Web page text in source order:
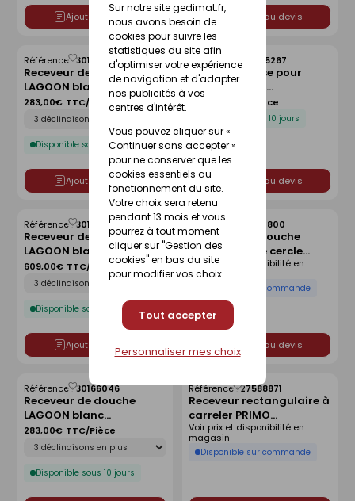
Sur notre site gedimat.fr,
nous avons besoin de
cookies pour suivre les
statistiques du site afin
d'optimiser votre expérience
de navigation et d'adapter
nos publicités à vos
centres d'intérêt.
Vous pouvez cliquer sur «
Continuer sans accepter »
pour ne conserver que les
cookies essentiels au
fonctionnement du site.
Votre choix sera retenu
pendant 13 mois et vous
pourrez à tout moment
cliquer sur "Gestion des
cookies" en bas du site
pour modifier vos choix.
Tout accepter
Personnaliser mes choix
Ajouter au devis Ajouter au devis
Receveur de douche
LAGOON blanc lisse - 90 x
90 cm
Référence :30166042
Disponible sous 10 jours
283,00€ TTC/Pièce
Ajouter au devis
Enregistrer
comme
liste
Kit de réhausse pour
receveur avec
écoulement linéaire
FUNDO - 120 x 120 cm
Référence :30005267
Disponible sous 10 jours
TTC/Pièce
Ajouter au devis
Enregistrer
comme
liste
Receveur de douche
LAGOON blanc lisse - 140
x 90 cm
Référence :30166045
Disponible sous 10 jours
609,00€ TTC/Pièce
Ajouter au devis
Enregistrer
comme
liste
Receveur de douche
d'angle 1/4 de cercle
ARKITEKT en grès blanc -
90x90cm
Référence : 30214800
Disponible sur commande
Voir prix et disponibilité en
magasin
Ajouter au devis
Enregistrer
comme
Receveur de douche
LAGOON blanc
antidérapant - 80 x 80
cm
Référence :30166046
Disponible sous 10 jours
283,00€ TTC/Pièce
Enregistrer
comme
liste
Receveur rectangulaire à
carreler PRIMO
polystyrène extrudé
centré haut.4cm
larg.90cm long.140cm
Référence :27588871
Disponible sur commande
Voir prix et disponibilité en
magasin
Enregistrer
comme
liste